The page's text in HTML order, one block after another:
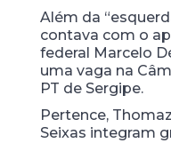
Além da
contava com o
federal Marcelo
uma vaga na
PT de Sergipe.
Pertence,
Seixas integram